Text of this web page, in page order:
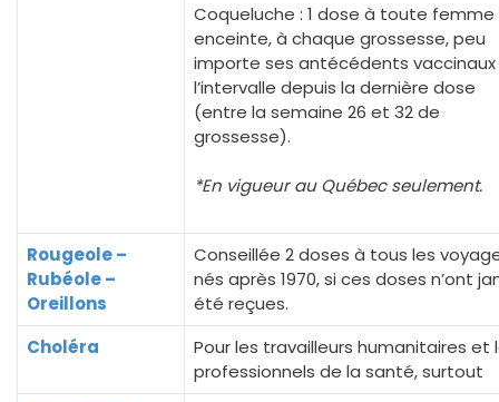
Coqueluche : 1 dose à toute femme
enceinte, à chaque grossesse, peu
importe ses antécédents
l’intervalle depuis la dernière dose
(entre la semaine 26 et 32 de
grossesse).
*En vigueur au Québec seulement.
Rougeole –
Rubéole –
Oreillons
Conseillée 2 doses à tous les
nés après 1970, si ces doses n’ont
été reçues.
Choléra
Pour les travailleurs humanitaires et
professionnels de la santé, surtout